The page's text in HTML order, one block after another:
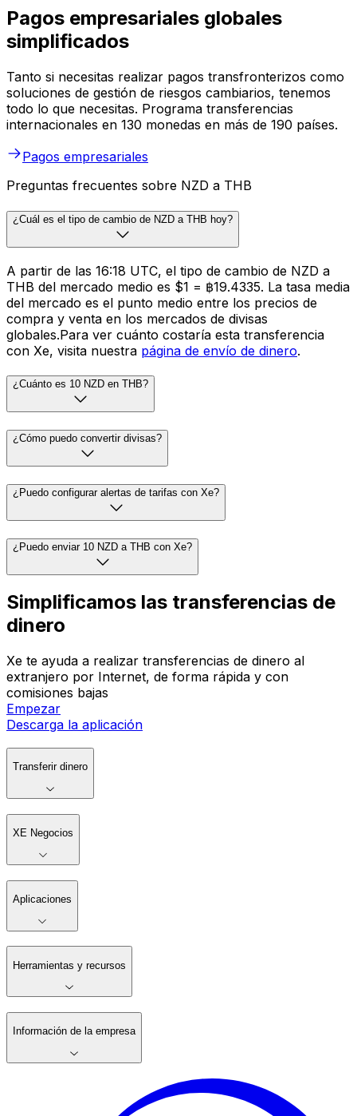
Pagos empresariales globales
simplificados
Tanto si necesitas realizar pagos transfronterizos como
soluciones de gestión de riesgos cambiarios, tenemos
todo lo que necesitas. Programa transferencias
internacionales en 130 monedas en más de 190 países.
Pagos empresariales
Preguntas frecuentes sobre NZD a THB
¿Cuál es el tipo de cambio de NZD a THB hoy?
A partir de las 16:18 UTC, el tipo de cambio de NZD a
THB del mercado medio es $1 = ฿19.4335. La tasa media
del mercado es el punto medio entre los precios de
compra y venta en los mercados de divisas
globales.Para ver cuánto costaría esta transferencia
con Xe, visita nuestra página de envío de dinero.
¿Cuánto es 10 NZD en THB?
¿Cómo puedo convertir divisas?
¿Puedo configurar alertas de tarifas con Xe?
¿Puedo enviar 10 NZD a THB con Xe?
Simplificamos las transferencias de
dinero
Xe te ayuda a realizar transferencias de dinero al
extranjero por Internet, de forma rápida y con
comisiones bajas
Empezar
Descarga la aplicación
Transferir dinero
XE Negocios
Aplicaciones
Herramientas y recursos
Información de la empresa